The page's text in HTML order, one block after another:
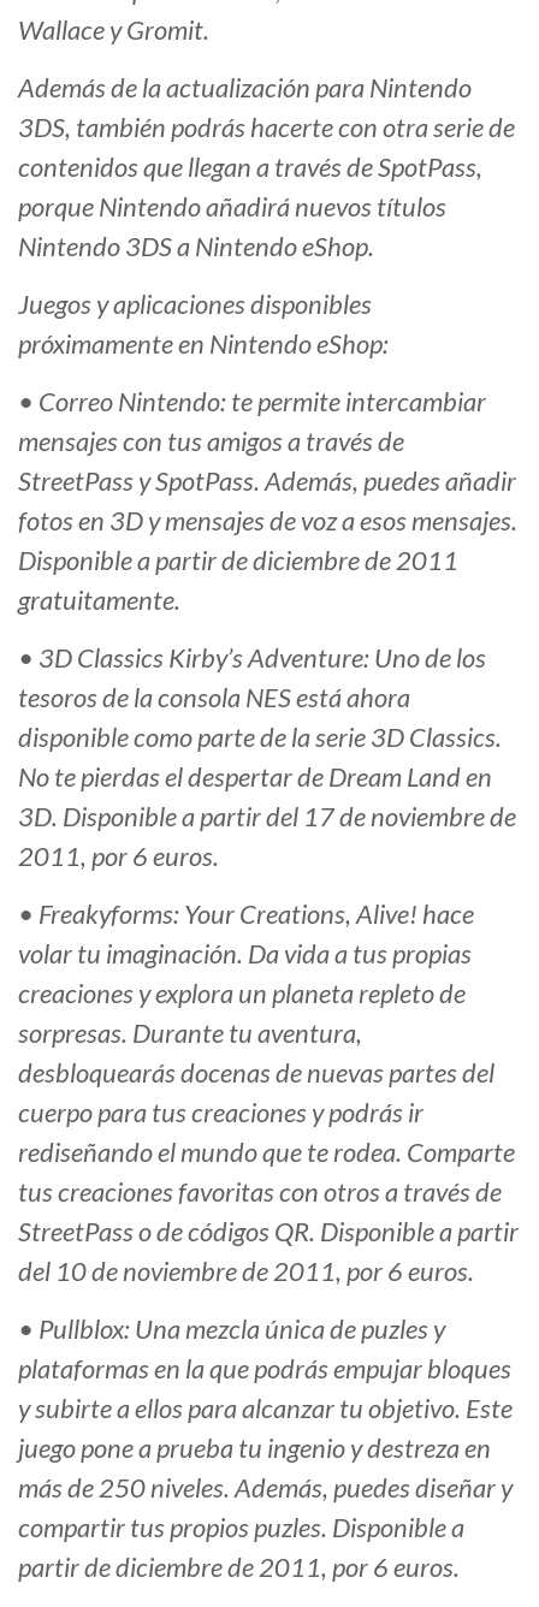
Wallace y Gromit.
Además de la actualización para Nintendo
3DS, también podrás hacerte con otra serie de
contenidos que llegan a través de SpotPass,
porque Nintendo añadirá nuevos títulos
Nintendo 3DS a Nintendo eShop.
Juegos y aplicaciones disponibles
próximamente en Nintendo eShop:
• Correo Nintendo: te permite intercambiar
mensajes con tus amigos a través de
StreetPass y SpotPass. Además, puedes añadir
fotos en 3D y mensajes de voz a esos mensajes.
Disponible a partir de diciembre de 2011
gratuitamente.
• 3D Classics Kirby’s Adventure: Uno de los
tesoros de la consola NES está ahora
disponible como parte de la serie 3D Classics.
No te pierdas el despertar de Dream Land en
3D. Disponible a partir del 17 de noviembre de
2011, por 6 euros.
• Freakyforms: Your Creations, Alive! hace
volar tu imaginación. Da vida a tus propias
creaciones y explora un planeta repleto de
sorpresas. Durante tu aventura,
desbloquearás docenas de nuevas partes del
cuerpo para tus creaciones y podrás ir
rediseñando el mundo que te rodea. Comparte
tus creaciones favoritas con otros a través de
StreetPass o de códigos QR. Disponible a partir
del 10 de noviembre de 2011, por 6 euros.
• Pullblox: Una mezcla única de puzles y
plataformas en la que podrás empujar bloques
y subirte a ellos para alcanzar tu objetivo. Este
juego pone a prueba tu ingenio y destreza en
más de 250 niveles. Además, puedes diseñar y
compartir tus propios puzles. Disponible a
partir de diciembre de 2011, por 6 euros.